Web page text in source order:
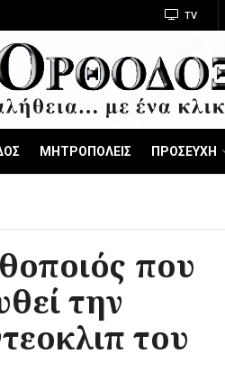
TV
ΜΗΤΡΟΠΟΛΕΙΣ ΠΡΟΣΕΥΧΗ
που
την
του